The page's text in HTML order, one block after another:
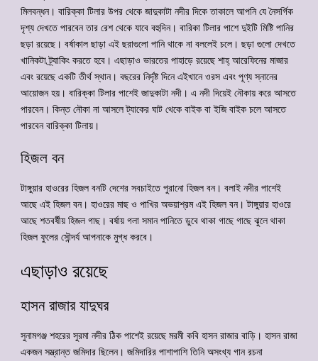
মিলবন্ধন। বারিক্কা টিলার উপর থেকে জাদুকাটা নদীর দিকে তাকালে আপনি যে নৈসর্গিক
দৃশ্য দেখতে পারবেন তার রেশ থেকে যাবে বহুদিন। বারিকা টিলার পাশে দুইটি মিষ্টি পানির
ছড়া রয়েছে। বর্ষাকাল ছাড়া এই ছরাগুলো পানি থাকে না বললেই চলে। ছড়া গুলো দেখতে
খানিকটা ট্র্যাকিং করতে হবে। এছাড়াও ভারতের পাহাড়ে রয়েছে শাহ্ আরেফিনের মাজার
এবং রয়েছে একটি তীর্থ স্থান। বছরের নির্দৃষ্ট দিনে এইখানে ওরস এবং পূণ্য স্নানের
আয়োজন হয়। বারিক্কা টিলার পাশেই জাদুকাটা নদী। এ নদী দিয়েই নৌকায় করে আসতে
পারবেন। কিন্ত নৌকা না আসলে ট্যাকের ঘাট থেকে বাইক বা ইজি বাইক চলে আসতে
পারবেন বারিক্কা টিলায়।
হিজল বন
টাঙ্গুয়ার হাওরের হিজল বনটি দেশের সবচাইতে পুরানো হিজল বন। বলাই নদীর পাশেই
আছে এই হিজল বন। হাওরের মাছ ও পাখির অভয়াশ্রম এই হিজল বন। টাঙ্গুয়ার হাওরে
আছে শতবর্ষীয় হিজল গাছ। বর্ষায় গলা সমান পানিতে ডুবে থাকা গাছে গাছে ঝুলে থাকা
হিজল ফুলের সৌন্দর্য আপনাকে মুগ্ধ করবে।
এছাড়াও রয়েছে
হাসন রাজার যাদুঘর
সুনামগঞ্জ শহরের সুরমা নদীর ঠিক পাশেই রয়েছে মরমী কবি হাসন রাজার বাড়ি। হাসন রাজা
একজন সম্ভ্রান্ত জমিদার ছিলেন। জমিদারির পাশাপাশি তিনি অসংখ্য গান রচনা